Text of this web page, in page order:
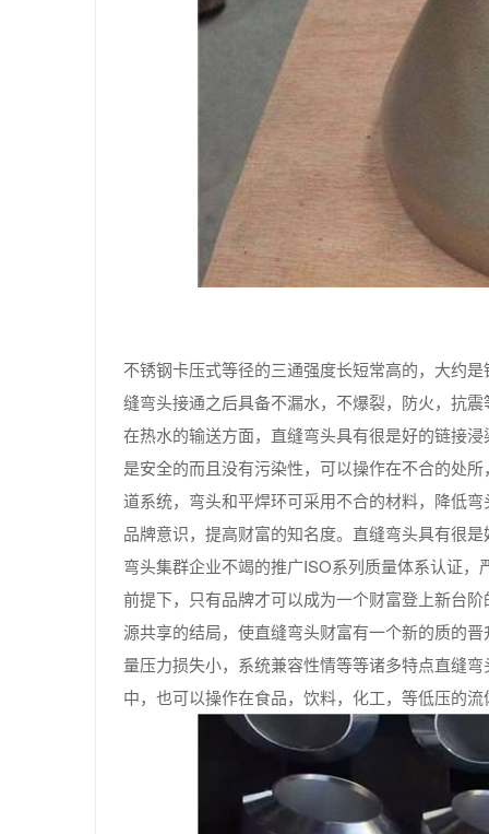
不锈钢卡压式等径的三通强度长短常高的，大约
缝弯头接通之后具备不漏水，不爆裂，防火，抗
在热水的输送方面，直缝弯头具有很是好的链接
是安全的而且没有污染性，可以操作在不合的处
道系统，弯头和平焊环可采用不合的材料，降低
品牌意识，提高财富的知名度。直缝弯头具有很
弯头集群企业不竭的推广ISO系列质量体系认证
前提下，只有品牌才可以成为一个财富登上新台
源共享的结局，使直缝弯头财富有一个新的质的
量压力损失小，系统兼容性情等等诸多特点直缝
中，也可以操作在食品，饮料，化工，等低压的